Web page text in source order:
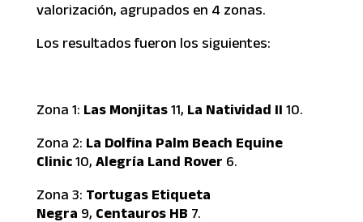
valorización, agrupados en 4 zonas.
Los resultados fueron los siguientes:
Zona 1: Las Monjitas 11, La Natividad II 10.
Zona 2: La Dolfina Palm Beach Equine
Clinic 10, Alegría Land Rover 6.
Zona 3: Tortugas Etiqueta
Negra 9, Centauros HB 7.